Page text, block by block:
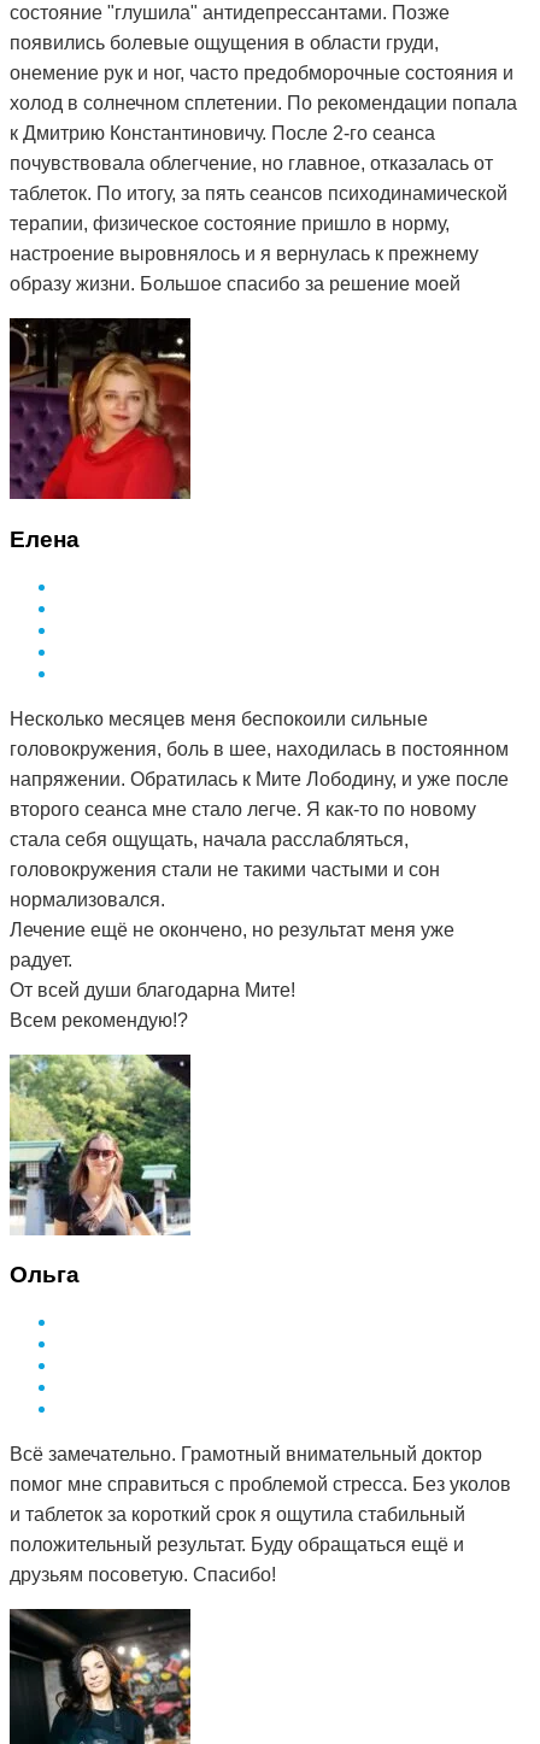
состояние "глушила" антидепрессантами. Позже
появились болевые ощущения в области груди,
онемение рук и ног, часто предобморочные состояния и
холод в солнечном сплетении. По рекомендации попала
к Дмитрию Константиновичу. После 2-го сеанса
почувствовала облегчение, но главное, отказалась от
таблеток. По итогу, за пять сеансов психодинамической
терапии, физическое состояние пришло в норму,
настроение выровнялось и я вернулась к прежнему
образу жизни. Большое спасибо за решение моей
проблемы и деликатный подход.
Елена
Несколько месяцев меня беспокоили сильные
головокружения, боль в шее, находилась в постоянном
напряжении. Обратилась к Мите Лободину, и уже после
второго сеанса мне стало легче. Я как-то по новому
стала себя ощущать, начала расслабляться,
головокружения стали не такими частыми и сон
нормализовался.
Лечение ещё не окончено, но результат меня уже
радует.
От всей души благодарна Мите!
Всем рекомендую!?
Ольга
Всё замечательно. Грамотный внимательный доктор
помог мне справиться с проблемой стресса. Без уколов
и таблеток за короткий срок я ощутила стабильный
положительный результат. Буду обращаться ещё и
друзьям посоветую. Спасибо!